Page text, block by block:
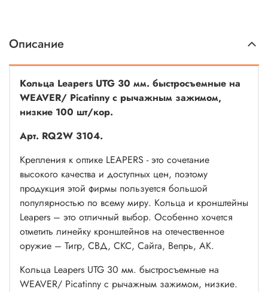
Описание
Кольца Leapers UTG 30 мм. быстросъемные на
WEAVER/ Picatinny с рычажным зажимом,
низкие 100 шт/кор.
Арт. RQ2W 3104.
Крепления к оптике LEAPERS - это сочетание
высокого качества и доступных цен, поэтому
продукция этой фирмы пользуется большой
популярностью по всему миру. Кольца и кронштейны
Leapers – это отличный выбор. Особенно хочется
отметить линейку кронштейнов на отечественное
оружие – Тигр, СВД, СКС, Сайга, Вепрь, AК.
Кольца Leapers UTG 30 мм. быстросъемные на
WEAVER/ Picatinny с рычажным зажимом, низкие.